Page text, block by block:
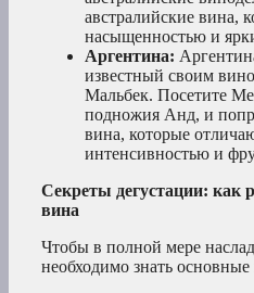
австралийские вина,
насыщенностью и
Аргентина:
известный своим
Мальбек. Посетите
подножия Анд, и
вина, которые
интенсивностью и
Секреты дегустации: как
вина
Чтобы в полной мере
необходимо знать